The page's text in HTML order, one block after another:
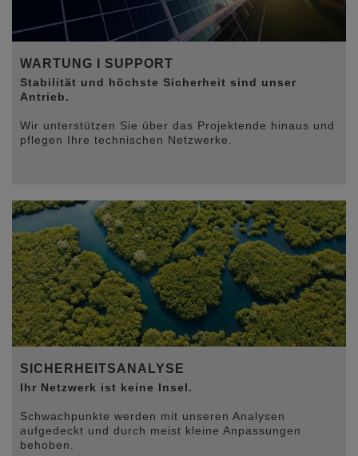
WARTUNG I SUPPORT
Stabilität und höchste Sicherheit sind unser
Antrieb.
Wir unterstützen Sie über das Projektende hinaus und
pflegen Ihre technischen Netzwerke.
SICHERHEITSANALYSE
Ihr Netzwerk ist keine Insel.
Schwachpunkte werden mit unseren Analysen
aufgedeckt und durch meist kleine Anpassungen
behoben.